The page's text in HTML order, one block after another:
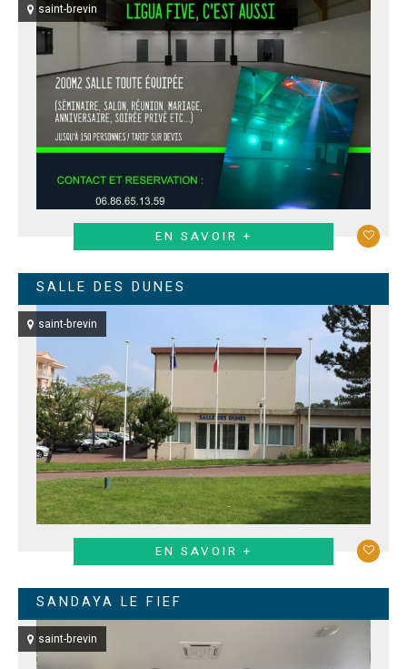
saint-brevin
EN SAVOIR +
SALLE DES DUNES
saint-brevin
EN SAVOIR +
SANDAYA LE FIEF
saint-brevin